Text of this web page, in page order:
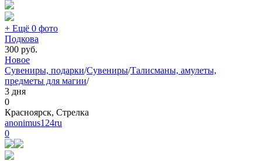
+ Ещё 0 фото
Подкова
300 руб.
Новое
Сувениры, подарки/Сувениры/Талисманы, амулеты,
предметы для магии/
3 дня
0
Красноярск, Стрелка
anonimus124ru
0